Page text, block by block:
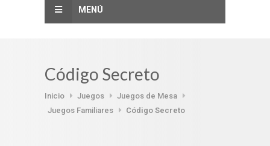
MENÚ
Código Secreto
Inicio Juegos
Juegos de Mesa
Juegos Familiares
Código Secreto